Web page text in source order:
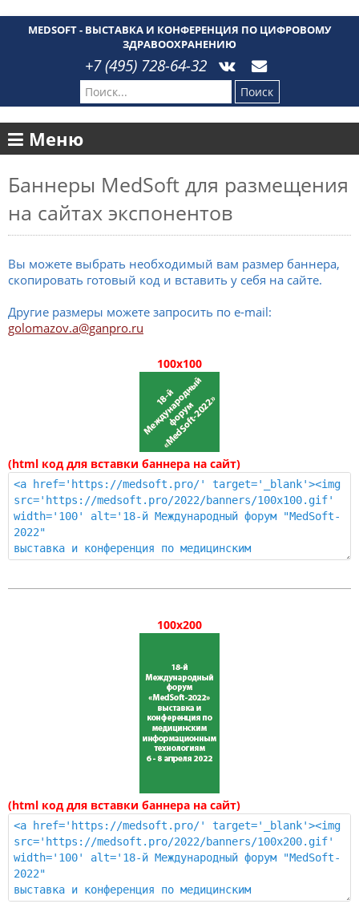
MEDSOFT - ВЫСТАВКА И КОНФЕРЕНЦИЯ ПО ЦИФРОВОМУ
ЗДРАВООХРАНЕНИЮ
+7 (495) 728-64-32
Поиск
Меню
Баннеры MedSoft для размещения
на сайтах экспонентов
Вы можете выбрать необходимый вам размер баннера,
скопировать готовый код и вставить у себя на сайте.
Другие размеры можете запросить по e-mail:
golomazov.a@ganpro.ru
100x100
(html код для вставки баннера на сайт)
100x200
(html код для вставки баннера на сайт)